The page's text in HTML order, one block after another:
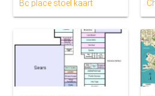
Bc place stoel kaart